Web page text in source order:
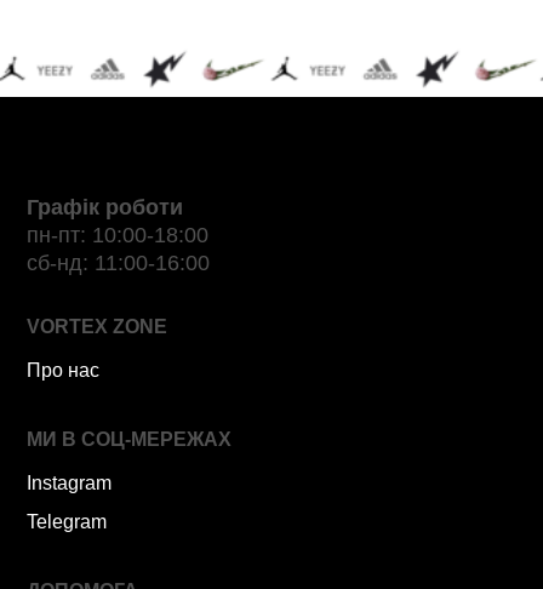
Графік роботи
пн-пт: 10:00-18:00
сб-нд: 11:00-16:00
VORTEX ZONE
Про нас
МИ В СОЦ-МЕРЕЖАХ
Instagram
Telegram